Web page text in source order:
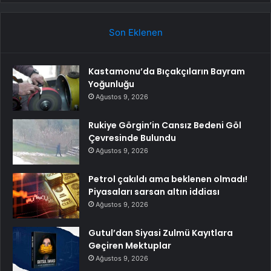
Son Eklenen
Kastamonu’da Bıçakçıların Bayram
Yoğunluğu
Ağustos 9, 2026
Rukiye Görgin’in Cansız Bedeni Göl
Çevresinde Bulundu
Ağustos 9, 2026
Petrol çakıldı ama beklenen olmadı!
Piyasaları sarsan altın iddiası
Ağustos 9, 2026
Gutul’dan Siyasi Zulmü Kayıtlara
Geçiren Mektuplar
Ağustos 9, 2026